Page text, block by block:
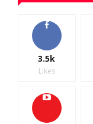
3.5k
Likes